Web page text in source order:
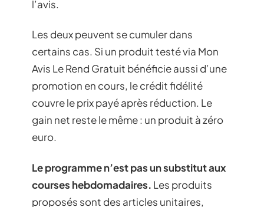
l’avis.
Les deux peuvent se cumuler dans
certains cas. Si un produit testé via Mon
Avis Le Rend Gratuit bénéficie aussi d’une
promotion en cours, le crédit fidélité
couvre le prix payé après réduction. Le
gain net reste le même : un produit à zéro
euro.
Le programme n’est pas un substitut aux
courses hebdomadaires. Les produits
proposés sont des articles unitaires,